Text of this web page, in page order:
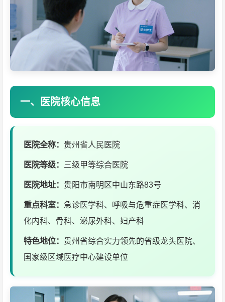
一、医院核心信息
医院全称： 贵州省人民医院
医院等级： 三级甲等综合医院
医院地址： 贵阳市南明区中山东路83号
重点科室： 急诊医学科、呼吸与危重症医学科、消
化内科、骨科、泌尿外科、妇产科
特色地位： 贵州省综合实力领先的省级龙头医院、
国家级区域医疗中心建设单位